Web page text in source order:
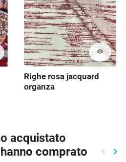
visibility
Righe rosa jacquard
organza
acquistato
comprato
keyboard_arrow_left keyboard_arrow_right